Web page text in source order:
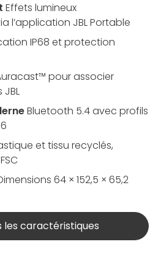
Effets lumineux
l’application JBL Portable
IP68 et protection
pour associer
Bluetooth 5.4 avec profils
et tissu recyclés,
64 × 152,5 × 65,2
les caractéristiques